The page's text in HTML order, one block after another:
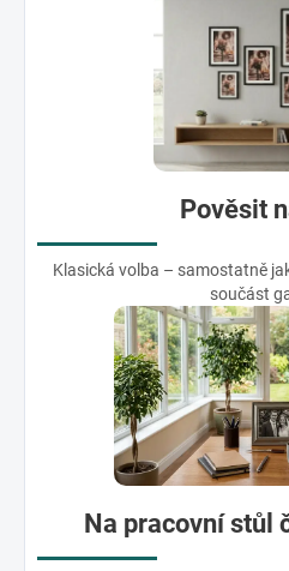
Pověsit
Klasická volba – samostatně
součást
Na pracovní stůl